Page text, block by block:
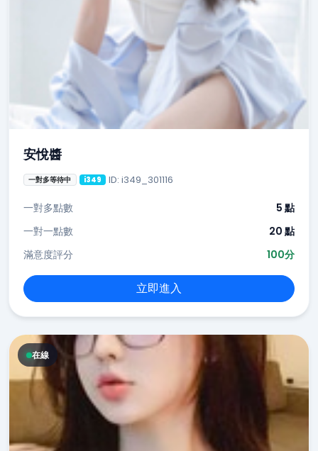
安悅醬
一對多等待中 i349 ID: i349_301116
一對多點數
5 點
一對一點數
20 點
滿意度評分
100分
立即進入
在線